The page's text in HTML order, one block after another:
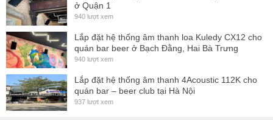
ở Quận 1
940 lượt xem
Lắp đặt hệ thống âm thanh loa Kuledy CX12 cho
quán bar beer ở Bạch Đằng, Hai Bà Trưng
940 lượt xem
Lắp đặt hệ thống âm thanh 4Acoustic 112K cho
quán bar – beer club tại Hà Nội
937 lượt xem